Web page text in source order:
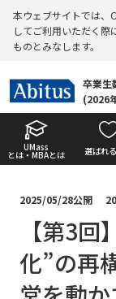
本ウェブサイトでは、
してご利用いただく際
ものとみなします。
卒業生
(2026
UMass
とは・MBAとは 選ばれ
2025/05/28公開
【第3
化”の再